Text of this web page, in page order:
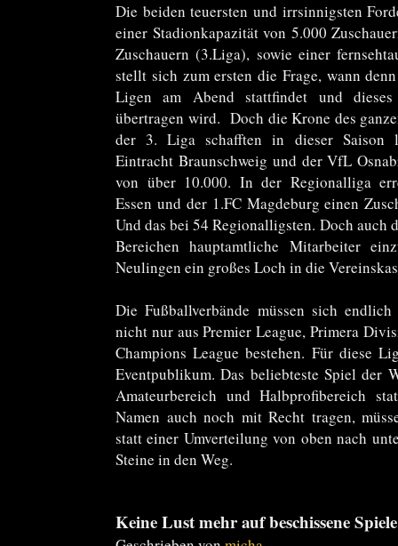
Die beiden teuersten und irrsinnigsten
einer Stadionkapazität von 5.000
Zuschauern (3.Liga), sowie einer
stellt sich zum ersten die Frage, wann
Ligen am Abend stattfindet und
übertragen wird. Doch die Krone des
der 3. Liga schafften in dieser Saison
Eintracht Braunschweig und der VfL
von über 10.000. In der Regionalliga
Essen und der 1.FC Magdeburg einen
Und das bei 54 Regionalligsten. Doch auch
Bereichen hauptamtliche Mitarbeiter
Neulingen ein großes Loch in die
Die Fußballverbände müssen sich
nicht nur aus Premier League, Primera
Champions League bestehen. Für diese
Eventpublikum. Das beliebteste Spiel der
Amateurbereich und Halbprofibereich
Namen auch noch mit Recht tragen,
statt einer Umverteilung von oben nach
Steine in den Weg.
Keine Lust mehr auf beschissene Spiele